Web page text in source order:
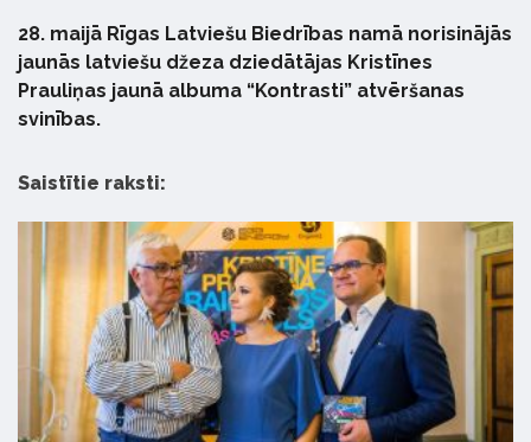
28. maijā Rīgas Latviešu Biedrības namā norisinājās
jaunās latviešu džeza dziedātājas Kristīnes
Prauliņas jaunā albuma “Kontrasti” atvēršanas
svinības.
Saistītie raksti: